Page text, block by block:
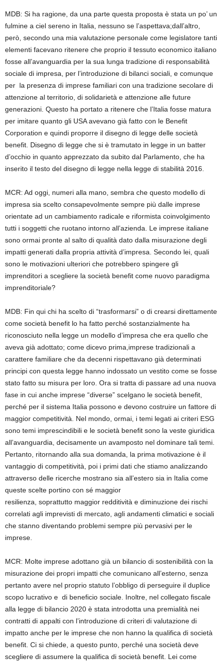
MDB: Si ha ragione, da una parte questa proposta è stata un po’ un
fulmine a ciel sereno in Italia
nessuno se l’aspettava;dall’altro
però secondo una mia valutazione personale come legislatore tanti
elementi facevano ritenere che proprio il tessuto economico italiano
fosse all’avanguardia per la sua lunga tradizione di responsabilità
sociale di impresa, per l’introduzione di bilanci sociali , e comunque
per la presenza di imprese familiari con una tradizione secolare di
attenzione al territorio, di solidarietà e attenzione alle future
generazioni. Questo ha portato a ritenere che l’Italia fosse matura
per imitare quanto gli USAavevano già fatto con le Benefit
Corporation e quindi proporre il disegno di legge delle società
benefit. Disegno di legge che si è tramutato in legge in un batter
d’occhio in quanto apprezzato da subito dal Parlamento , che ha
inserito il testo del disegno di legge nella legge di stabilità 2016.
MCR: Ad oggi, numeri alla mano, sembra che questo modello di
impresa sia scelto consapevolmente sempre più dalle imprese
orientate ad un cambiamento radicale e riformista coinvolgimento
tutti i soggetti che ruotano intorno all’azienda. Le imprese italiane
sono ormai pronte al salto di qualità dato dalla misurazione degli
impatti generati dalla propria attività d’impresa. Secondo lei quali
sono le motivazioni ulteriori che potrebbero spingere gli
imprenditori a scegliere la società benefit come nuovo paradigma
imprenditoriale?
MDB: Fin qui chi ha scelto di “trasformarsi” o di crearsi direttamente
come società benefit lo ha fatto perché sostanzialmente ha
riconosciuto nella legge un modello d’impresa che era quello che
aveva già adottato; come dicevo prima imprese tradizionali a
carattere familiare che da decenni rispettavano già determinati
principi con questa legge hanno indossato un vestito come se fosse
stato fatto su misura per loro. Ora si tratta di passare ad una nuova
fase in cui anche imprese “diverse” scelgano le società benefit
perché per il sistema Italia possono e devono costruire un fattore di
maggior competitività Nel mondo ormai i temi legati ai criteri ESG
sono temi imprescindibili e le società benefit sono la veste giuridica
all’avanguardia decisamente un avamposto nel dominare tali temi
Pertanto, ritornando alla sua domanda,
la prima motivazione è il
vantaggio di competitività, poi i primi dati che stiamo analizzando
attraverso delle ricerche mostrano sia all’estero sia in Italia come
queste scelte portino con sé maggior
resilienza soprattutto maggior redditività e diminuzione dei rischi
correlati agli imprevisti di mercato, agli andamenti climatici e sociali
che stanno diventando problemi sempre più pervasivi per le
imprese.
MCR: Molte imprese adottano già un bilancio di sostenibilità con la
misurazione dei propri impatti che comunicano all’esterno, senza
pertanto avere nel proprio statuto l’obbligo di perseguire il duplice
scopo lucrativo e di beneficio sociale. Inoltre, nel collegato fiscale
alla legge di bilancio 2020 è stata introdotta una premialità nei
contratti di appalti con l’introduzione di criteri di valutazione di
impatto anche per le imprese che non hanno la qualifica di società
benefit Ci si chiede , a questo punto, perché una società deve
scegliere di assumere la qualifica di società benefit . Lei come